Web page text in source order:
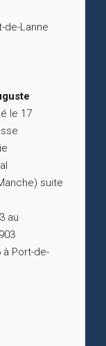
de-Lanne
le 17
suite
au
Port-de-